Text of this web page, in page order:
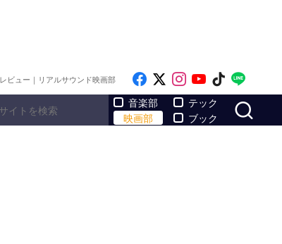
ビュー｜リアルサウンド映画部 Like on Facebook
Follow on x
Follow on
Follow on
Follow
音楽部
映画部
テック
ブック